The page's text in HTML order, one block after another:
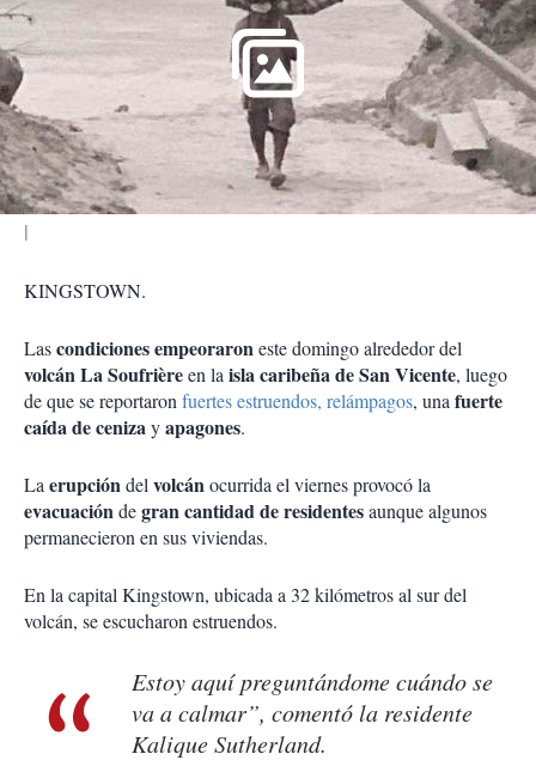
a
i
r
KINGSTOWN.
Lascondiciones empeoraroneste domingo alrededor del
volcán La Soufrièreen la isla caribeña de San Vicente, luego
de que se reportaron fuertes estruendos, relámpagos, una fuerte
caída de cenizayapagones.
La erupcióndel volcánocurrida el viernes provocó la
evacuacióndegran cantidad de residentesaunque algunos
permanecieron en sus viviendas.
En la capital Kingstown, ubicada a 32 kilómetros al sur del
volcán, se escucharon estruendos.
Estoy aquí preguntándome cuándo se
va a calmar”, comentó la residente
Kalique Sutherland.